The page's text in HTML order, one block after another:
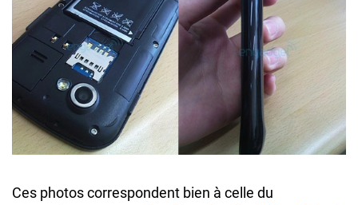
Ces photos correspondent bien à celle du